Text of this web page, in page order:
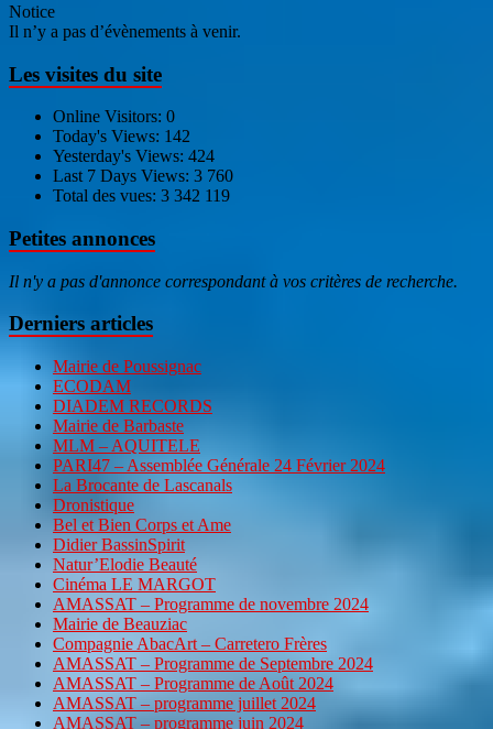
Notice
Il n’y a pas d’évènements à venir.
Les visites du site
Online Visitors: 0
Today's Views: 142
Yesterday's Views: 424
Last 7 Days Views: 3 760
Total des vues: 3 342 119
Petites annonces
Il n'y a pas d'annonce correspondant à vos critères de recherche.
Derniers articles
Mairie de Poussignac
ECODAM
DIADEM RECORDS
Mairie de Barbaste
MLM – AQUITELE
PARI47 – Assemblée Générale 24 Février 2024
La Brocante de Lascanals
Dronistique
Bel et Bien Corps et Ame
Didier BassinSpirit
Natur’Elodie Beauté
Cinéma LE MARGOT
AMASSAT – Programme de novembre 2024
Mairie de Beauziac
Compagnie AbacArt – Carretero Frères
AMASSAT – Programme de Septembre 2024
AMASSAT – Programme de Août 2024
AMASSAT – programme juillet 2024
AMASSAT – programme juin 2024